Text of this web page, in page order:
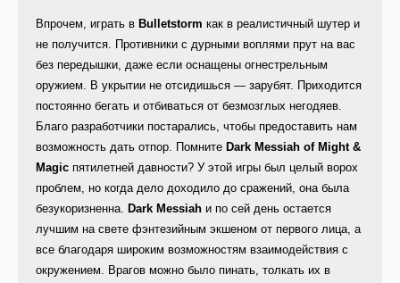
Впрочем, играть в Bulletstorm как в реалистичный шутер и
не получится. Противники с дурными воплями прут на вас
без передышки, даже если оснащены огнестрельным
оружием. В укрытии не отсидишься — зарубят. Приходится
постоянно бегать и отбиваться от безмозглых негодяев.
Благо разработчики постарались, чтобы предоставить нам
возможность дать отпор. Помните Dark Messiah of Might &
Magic пятилетней давности? У этой игры был целый ворох
проблем, но когда дело доходило до сражений, она была
безукоризненна. Dark Messiah и по сей день остается
лучшим на свете фэнтезийным экшеном от первого лица, а
все благодаря широким возможностям взаимодействия с
окружением. Врагов можно было пинать, толкать их в